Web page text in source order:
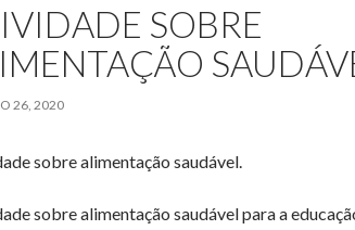
SOBRE
26, 2020
sobre alimentação saudável.
sobre alimentação saudável para a